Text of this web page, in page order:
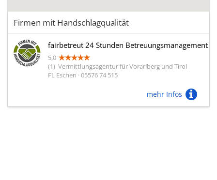
Firmen mit Handschlagqualität
fairbetreut 24 Stunden Betreuungsmanagement
5,0
(1) Vermittlungsagentur für Vorarlberg und Tirol
FL Eschen · 05576 74 515
mehr Infos